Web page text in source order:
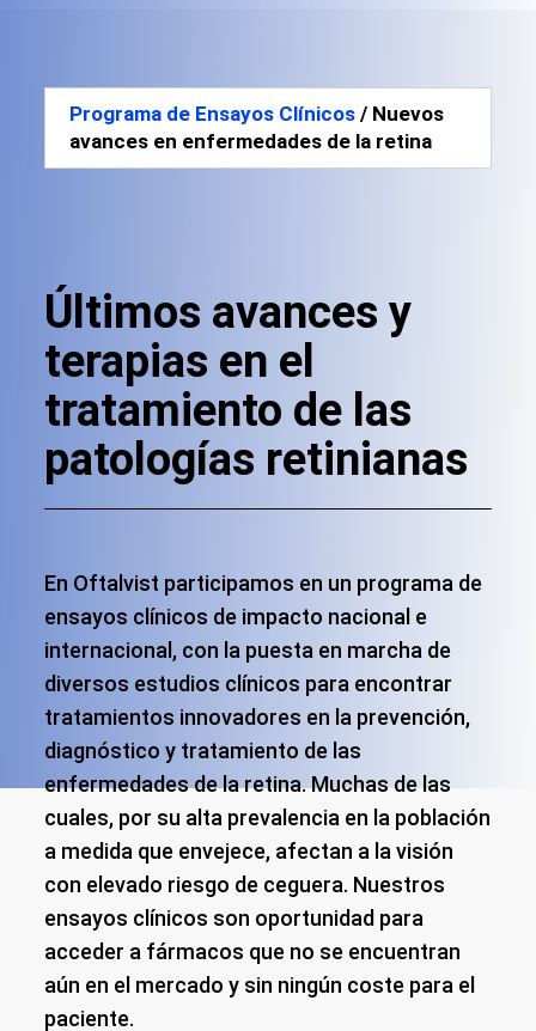
Programa de Ensayos Clínicos / Nuevos
avances en enfermedades de la retina
Últimos avances y
terapias en el
tratamiento de las
patologías retinianas
En Oftalvist participamos en un programa de
ensayos clínicos de impacto nacional e
internacional, con la puesta en marcha de
diversos estudios clínicos para encontrar
tratamientos innovadores en la prevención,
diagnóstico y tratamiento de las
enfermedades de la retina. Muchas de las
cuales, por su alta prevalencia en la población
a medida que envejece, afectan a la visión
con elevado riesgo de ceguera. Nuestros
ensayos clínicos son oportunidad para
acceder a fármacos que no se encuentran
aún en el mercado y sin ningún coste para el
paciente.